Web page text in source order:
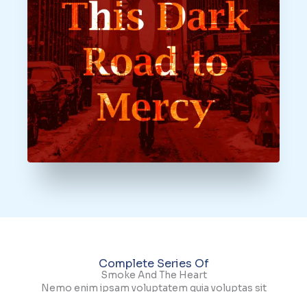
Complete Series Of
Smoke And The Heart
Nemo enim ipsam voluptatem quia voluptas sit